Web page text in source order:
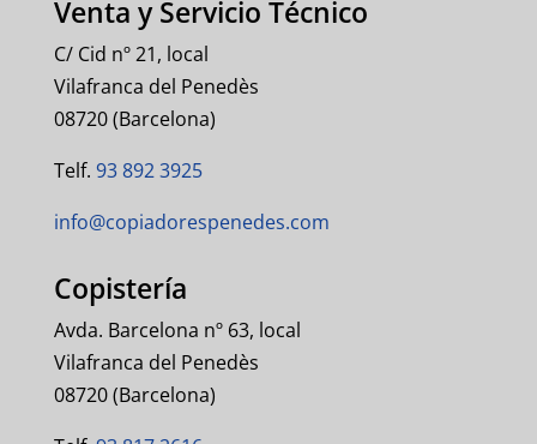
Venta y Servicio Técnico
C/ Cid nº 21, local
Vilafranca del Penedès
08720 (Barcelona)
Telf. 93 892 3925
info@copiadorespenedes.com
Copistería
Avda. Barcelona nº 63, local
Vilafranca del Penedès
08720 (Barcelona)